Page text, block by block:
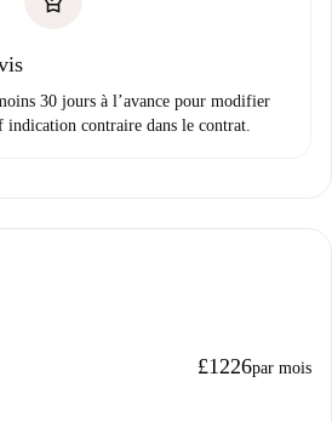
30 jours à l’avance pour modifier
indication contraire dans le contrat.
£1226par mois